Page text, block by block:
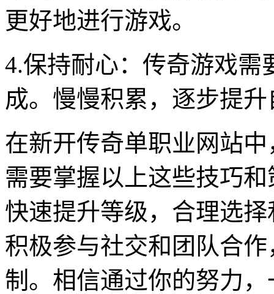
更好地进行游戏。
4.保持耐心：传奇游戏需
成。慢慢积累，逐步提
在新开传奇单职业网站
需要掌握以上这些技巧
快速提升等级，合理选
积极参与社交和团队合
制。相信通过你的努力